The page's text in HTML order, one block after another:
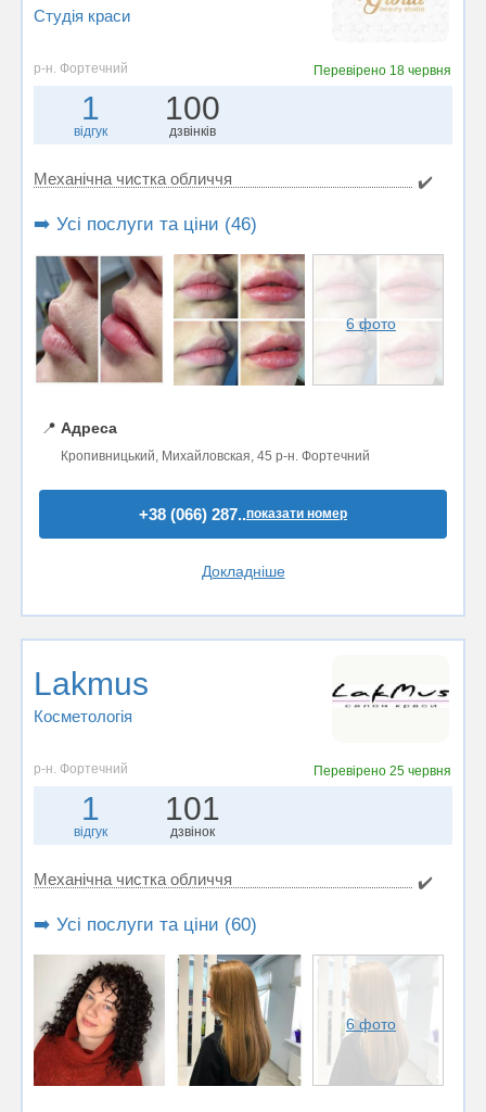
Студія краси
р-н. Фортечний Перевірено 18 червня
1
відгук
100
дзвінків
Механічна чистка обличчя ✔️
➡️ Усі послуги та ціни (46)
6 фото
📍 Адреса
Кропивницький, Михайловская, 45 р-н. Фортечний
+38 (066) 287..показати номер
Докладніше
Lakmus
Косметологія
р-н. Фортечний Перевірено25 червня
1
відгук
101
дзвінок
Механічна чистка обличчя ✔️
➡️ Усі послуги та ціни (60)
6 фото